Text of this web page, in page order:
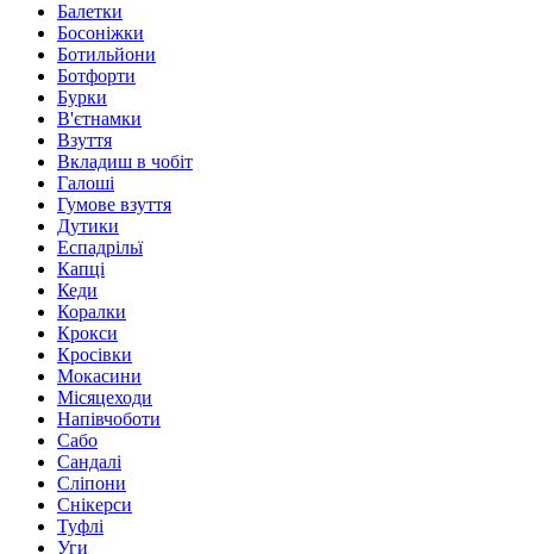
Балетки
Босоніжки
Ботильйони
Ботфорти
Бурки
В'єтнамки
Взуття
Вкладиш в чобіт
Галоші
Гумове взуття
Дутики
Еспадрільї
Капці
Кеди
Коралки
Крокси
Кросівки
Мокасини
Місяцеходи
Напівчоботи
Сабо
Сандалі
Сліпони
Снікерси
Туфлі
Уги